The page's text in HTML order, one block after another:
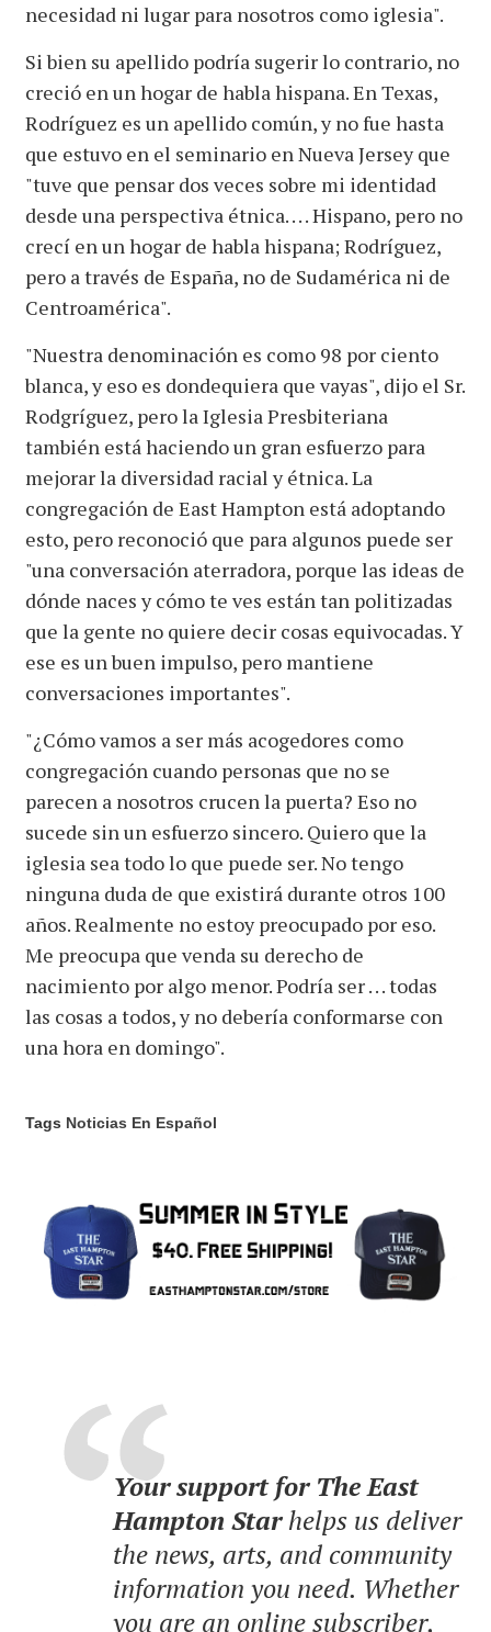
necesidad ni lugar para nosotros como iglesia".
Si bien su apellido podría sugerir lo contrario, no
creció en un hogar de habla hispana. En Texas,
Rodríguez es un apellido común, y no fue hasta
que estuvo en el seminario en Nueva Jersey que
"tuve que pensar dos veces sobre mi identidad
desde una perspectiva étnica. . . . Hispano, pero no
crecí en un hogar de habla hispana; Rodríguez,
pero a través de España, no de Sudamérica ni de
Centroamérica".
"Nuestra denominación es como 98 por ciento
blanca, y eso es dondequiera que vayas", dijo el Sr.
Rodgríguez, pero la Iglesia Presbiteriana
también está haciendo un gran esfuerzo para
mejorar la diversidad racial y étnica. La
congregación de East Hampton está adoptando
esto, pero reconoció que para algunos puede ser
"una conversación aterradora, porque las ideas de
dónde naces y cómo te ves están tan politizadas
que la gente no quiere decir cosas equivocadas. Y
ese es un buen impulso, pero mantiene
conversaciones importantes".
"¿Cómo vamos a ser más acogedores como
congregación cuando personas que no se
parecen a nosotros crucen la puerta? Eso no
sucede sin un esfuerzo sincero. Quiero que la
iglesia sea todo lo que puede ser. No tengo
ninguna duda de que existirá durante otros 100
años. Realmente no estoy preocupado por eso.
Me preocupa que venda su derecho de
nacimiento por algo menor. Podría ser . . . todas
las cosas a todos, y no debería conformarse con
una hora en domingo".
Tags Noticias En Español
Your support for The East
Hampton Starhelps us deliver
the news, arts, and community
information you need. Whether
you are an online subscriber,